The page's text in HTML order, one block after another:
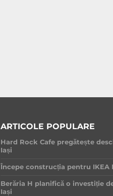
ARTICOLE POPULARE
Hard Rock Cafe pregătește
Iași
Începe construcția pentru IKEA
Berăria H planifică o investiție
Iași